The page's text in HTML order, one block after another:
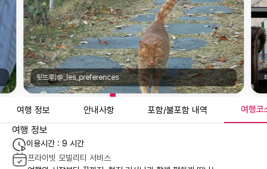
뒷뜨루|@_les_preferences
여행 정보 안내사항 포함/불포함 내역 여행코
여행 정보
이용시간 : 9 시간
프라이빗 모빌리티 서비스